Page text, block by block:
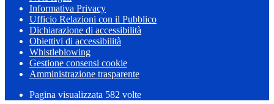
Informativa Privacy
Ufficio Relazioni con il Pubblico
Dichiarazione di accessibilità
Obiettivi di accessibilità
Whistleblowing
Gestione consensi cookie
Amministrazione trasparente
Pagina visualizzata 582 volte